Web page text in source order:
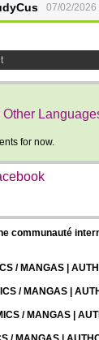
07/02/2026
for now.
communauté
/ MANGAS |
/ MANGAS |
/ MANGAS |